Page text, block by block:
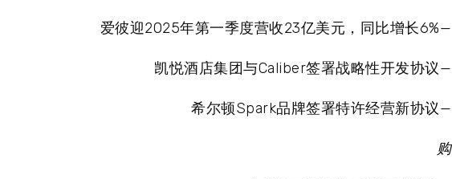
爱彼迎2025年第一季度营收23亿美元，同比增长6%—
凯悦酒店集团与Caliber签署战略性开发协议—
希尔顿Spark品牌签署特许经营新协议—
购